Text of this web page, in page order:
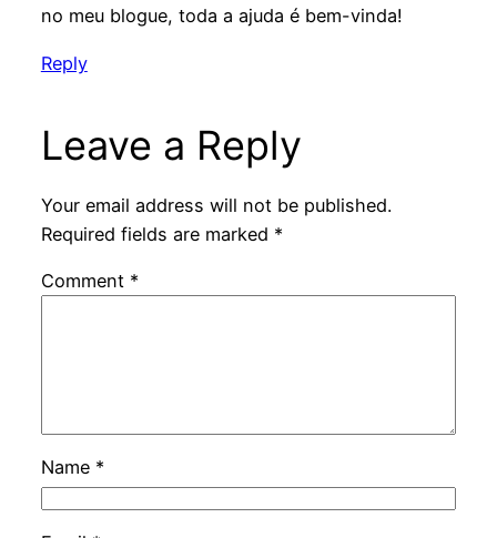
no meu blogue, toda a ajuda é bem-vinda!
Reply
Leave a Reply
Your email address will not be published.
Required fields are marked *
Comment *
Name *